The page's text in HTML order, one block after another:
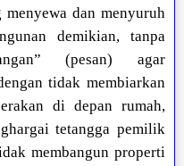
dan menyuruh
demikian, tanpa
(pesan) agar
tidak membiarkan
di depan rumah,
tetangga pemilik
membangun properti